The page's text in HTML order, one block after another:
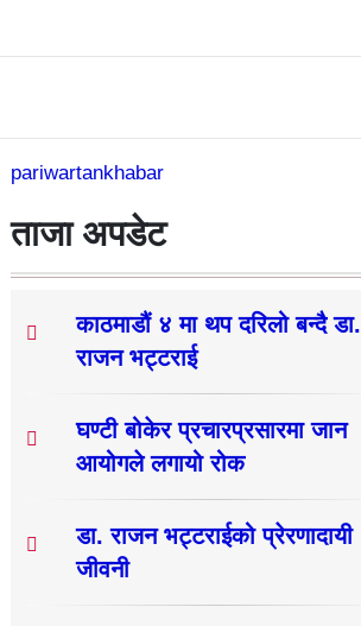
pariwartankhabar
ताजा अपडेट
काठमाडौं ४ मा थप दरिलो बन्दै डा.
राजन भट्टराई
घण्टी बोकेर प्रचारप्रसारमा जान
आयोगले लगायो रोक
डा. राजन भट्टराईको प्रेरणादायी
जीवनी